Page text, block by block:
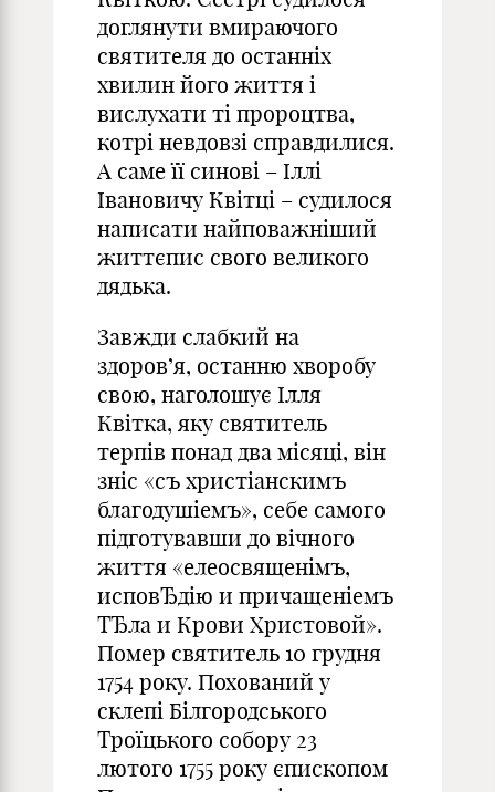
доглянути вмираючого
святителя до останніх
хвилин його життя і
вислухати ті пророцтва,
котрі невдовзі справдилися.
А саме її синові – Іллі
Івановичу Квітці – судилося
написати найповажніший
життєпис свого великого
дядька.
Завжди слабкий на
здоров’я, останню хворобу
свою, наголошує Ілля
Квітка, яку святитель
терпів понад два місяці, він
зніс «съ христіанскимъ
благодушіемъ», себе самого
підготувавши до вічного
життя «елеосвященімъ,
исповЂдію и причащеніемъ
ТЂла и Крови Христовой».
Помер святитель 10 грудня
1754 року. Похований у
склепі Білгородського
Троїцького собору 23
лютого 1755 року єпископом